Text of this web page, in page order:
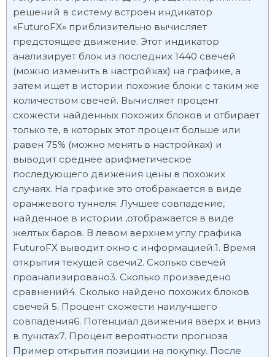
решений в систему встроен индикатор
«FuturoFX» приблизительно вычисляет
предстоящее движение. Этот индикатор
анализирует блок из последних 1440 свечей
(можно изменить в настройках) на графике, а
затем ищет в истории похожие блоки с таким же
количеством свечей. Вычисляет процент
схожести найденных похожих блоков и отбирает
только те, в которых этот процент больше или
равен 75% (можно менять в настройках) и
выводит среднее арифметическое
последующего движения цены в похожих
случаях. На графике это отображается в виде
оранжевого туннеля. Лучшее совпадение,
найденное в истории ,отображается в виде
желтых баров. В левом верхнем углу графика
FuturoFX выводит окно с информацией:1. Время
открытия текущей свечи2. Сколько свечей
проанализировано3. Сколько произведено
сравнений4. Сколько найдено похожих блоков
свечей 5. Процент схожести наилучшего
совпадения6. Потенциал движения вверх и вниз
в пунктах7. Процент вероятности прогноза
Пример открытия позиции на покупку. После